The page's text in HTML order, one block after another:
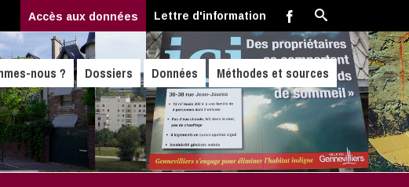
Accès aux données Lettre d'information
nous ? Dossiers Données Méthodes et sources